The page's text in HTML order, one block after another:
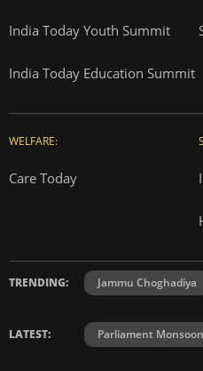
India Today Youth Summit
India Today Education Summit
WELFARE:
Care Today
TRENDING: Jammu Choghadiya
LATEST: Parliament